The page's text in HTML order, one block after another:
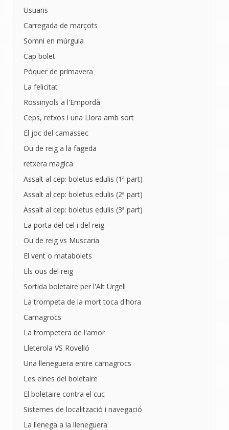
Usuaris
Carregada de marçots
Somni en múrgula
Cap bolet
Póquer de primavera
La felicitat
Rossinyols a l'Empordà
Ceps, retxos i una Llora amb sort
El joc del camassec
Ou de reig a la fageda
retxera magica
Assalt al cep: boletus edulis (1ª part)
Assalt al cep: boletus edulis (2ª part)
Assalt al cep: boletus edulis (3ª part)
La porta del cel i del reig
Ou de reig vs Muscaria
El vent o matabolets
Els ous del reig
Sortida boletaire per l'Alt Urgell
La trompeta de la mort toca d'hora
Camagrocs
La trompetera de l'amor
Lleterola VS Rovelló
Una lleneguera entre camagrocs
Les eines del boletaire
El boletaire contra el cuc
Sistemes de localització i navegació
La llenega a la lleneguera